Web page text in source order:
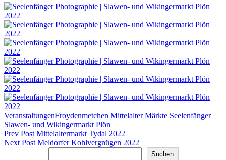
Categories
VeranstaltungenTags,
Froydenmetchen Mittelalter Märkte Seelenfänger
Slawen- und Wikingermarkt Plön
Beitragsnavigation
Previous
Post
Prev Post Mittelaltermarkt Tydal 2022
Next
Next Post Meldorfer Kohlvergnügen 2022
Suchen